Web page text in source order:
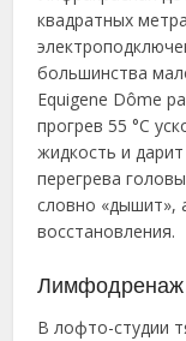
квадратных
большинства
Equigene Dôme
прогрев 55 °C
жидкость и
перегрева
словно
восстановления.
Лимфодренаж
В лофто-студии